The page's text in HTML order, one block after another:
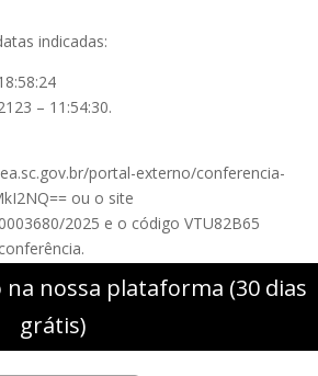
indicadas:
– 11:54:30.
portal-externo/conferencia-
ou o site
2025 e o código VTU82B65
nossa plataforma (30 dias
grátis)